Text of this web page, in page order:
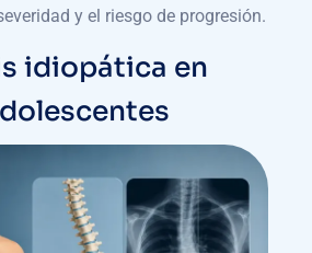
y el riesgo de progresión.
idiopática en